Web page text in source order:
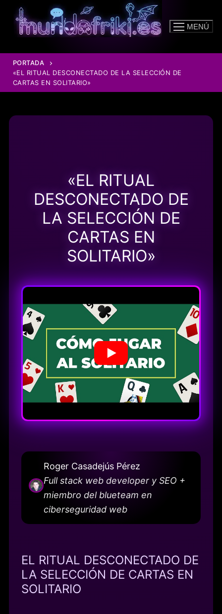
contenido
MENÚ
PORTADA
«EL RITUAL DESCONECTADO DE LA SELECCIÓN DE
CARTAS EN SOLITARIO»
«EL RITUAL
DESCONECTADO DE
LA SELECCIÓN DE
CARTAS EN
SOLITARIO»
Roger Casadejús Pérez
Full stack web developer y SEO +
miembro del blueteam en
ciberseguridad web
EL RITUAL DESCONECTADO DE
LA SELECCIÓN DE CARTAS EN
SOLITARIO